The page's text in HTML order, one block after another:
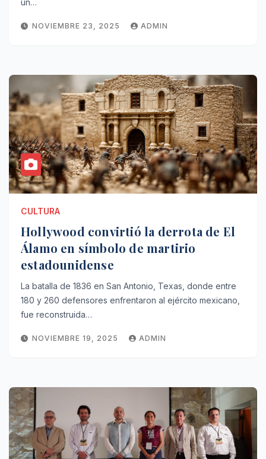
NOVIEMBRE 23, 2025 ADMIN
CULTURA
Hollywood convirtió la derrota de El
Álamo en símbolo de martirio
estadounidense
La batalla de 1836 en San Antonio, Texas, donde entre
180 y 260 defensores enfrentaron al ejército mexicano,
fue reconstruida…
NOVIEMBRE 19, 2025 ADMIN